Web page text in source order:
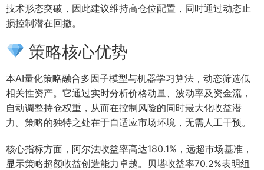
技术形态突破，因此建议维持高仓位配置，同时通过动态止
损控制潜在回撤。
策略核心优势
本AI量化策略融合多因子模型与机器学习算法，动态筛选低
相关性资产。它通过实时分析价格动量、波动率及资金流，
自动调整持仓权重，从而在控制风险的同时最大化收益潜
力。策略的独特之处在于自适应市场环境，无需人工干预。
核心指标方面，阿尔法收益率高达180.1%，远超市场基准，
显示策略超额收益创造能力卓越。贝塔收益率70.2%表明组